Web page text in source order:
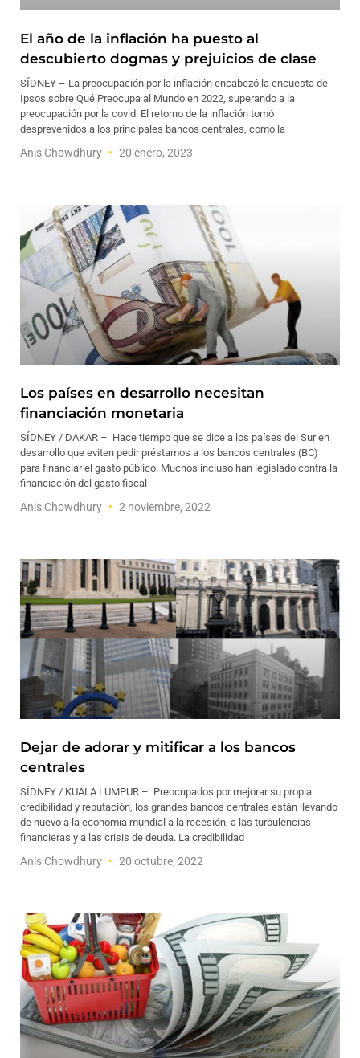
El año de la inflación ha puesto al
descubierto dogmas y prejuicios de clase
SÍDNEY – La preocupación por la inflación encabezó la encuesta de
Ipsos sobre Qué Preocupa al Mundo en 2022, superando a la
preocupación por la covid. El retorno de la inflación tomó
desprevenidos a los principales bancos centrales, como la
Anis Chowdhury 20 enero, 2023
Los países en desarrollo necesitan
financiación monetaria
SÍDNEY / DAKAR – Hace tiempo que se dice a los países del Sur en
desarrollo que eviten pedir préstamos a los bancos centrales (BC)
para financiar el gasto público. Muchos incluso han legislado contra la
financiación del gasto fiscal
Anis Chowdhury 2 noviembre, 2022
Dejar de adorar y mitificar a los bancos
centrales
SÍDNEY / KUALA LUMPUR – Preocupados por mejorar su propia
credibilidad y reputación, los grandes bancos centrales están llevando
de nuevo a la economía mundial a la recesión, a las turbulencias
financieras y a las crisis de deuda. La credibilidad
Anis Chowdhury 20 octubre, 2022